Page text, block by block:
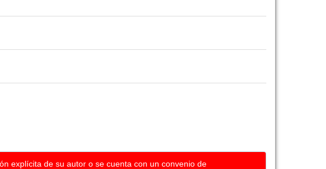
explícita de su autor o se cuenta con un convenio de